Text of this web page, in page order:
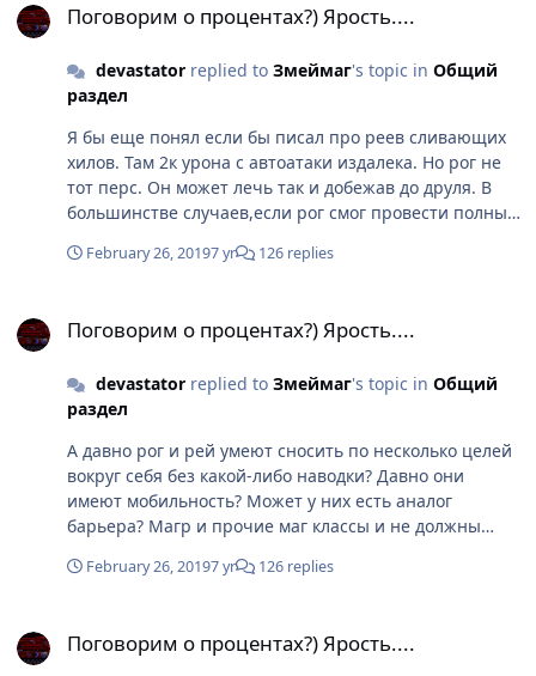
Поговорим о процентах?) Ярость....
devastatorreplied to Змеймаг's topic in Общий
раздел
Я бы еще понял если бы писал про реев сливающих
хилов. Там 2к урона с автоатаки издалека. Но рог не
тот перс. Он может лечь так и добежав до друля. В
большинстве случаев,если рог смог провести полный
напа. А вообще я не понимаю,чего ты хочешь тогда?
позволить себе резину потянуть с бегающим хилом. У
мощный прокаст в итоге. Взять в пример того же
рога и мага. Если рог до мага не добрался в инвизе,то
его кайтом и дотом тупо удавит. А барьер
компенсирует проскок сопры. Рей +6 в вампа убивает
птицу или пауков? Может рог убивает? Может кто-то
из них мобильный? Ты сравниваешь классы только по
целевому урону. А есть ведь и другие фишки в боях.
February 26, 20197 yr 126 replies
Поговорим о процентах?) Ярость....
devastatorreplied to Змеймаг's topic in Общий
раздел
А давно рог и рей умеют сносить по несколько целей
вокруг себя без какой-либо наводки? Давно они
имеют мобильность? Может у них есть аналог
барьера? Магр и прочие маг классы и не должны
В противном случае, актуальность последних тупо
February 26, 20197 yr 126 replies
Поговорим о процентах?) Ярость....